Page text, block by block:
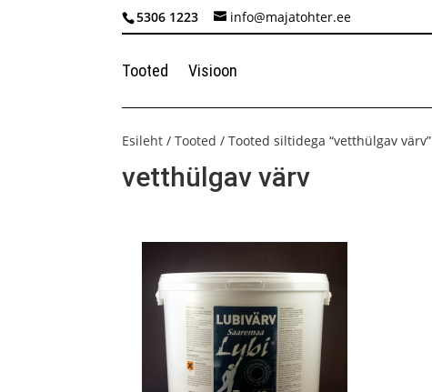
5306 1223 info@majatohter.ee
Tooted Visioon
Esileht /Tooted / Tooted siltidega “vetthülgav värv”
vetthülgav värv